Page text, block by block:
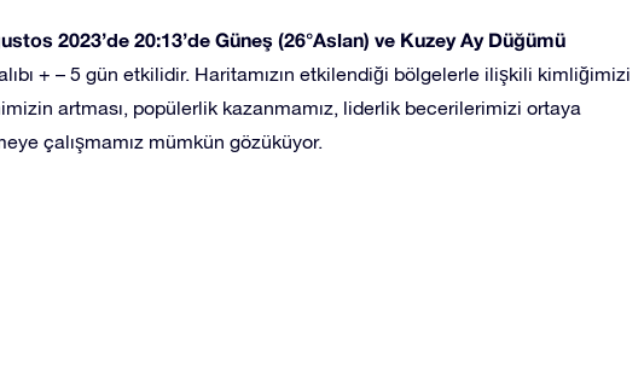
2023’de 20:13’de Güneş (26°Aslan) ve Kuzey Ay Düğümü
+ – 5 gün etkilidir. Haritamızın etkilendiği bölgelerle ilişkili kimliğimizi
artması, popülerlik kazanmamız, liderlik becerilerimizi ortaya
çalışmamız mümkün gözüküyor.